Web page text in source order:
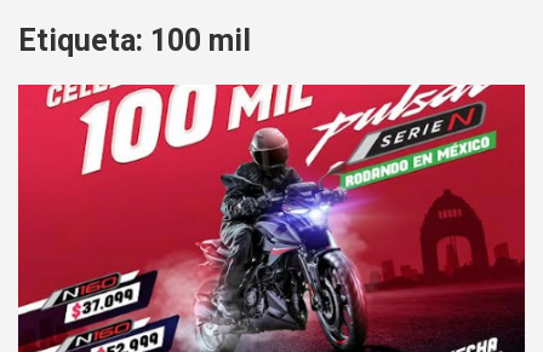
Etiqueta: 100 mil